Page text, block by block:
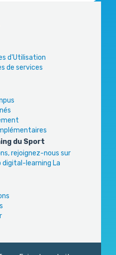
d'Utilisation
de services
du Sport
rejoignez-nous sur
learning La